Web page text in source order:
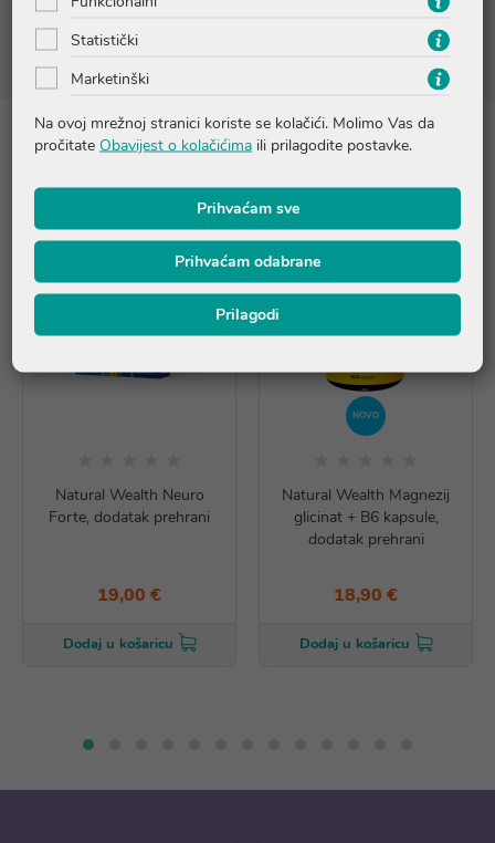
Plod papaje (Carica papaya)
Proizvodi iz iste linije
Natural Wealth Neuro
Forte, dodatak prehrani
19,00 €
Dodaj u košaricu
NOVO
Natural Wealth Magnezij
glicinat + B6 kapsule,
dodatak prehrani
18,90 €
Dodaj u košaricu
Statistički
Marketinški
Na ovoj mrežnoj stranici koriste se kolačići. Molimo Vas da
pročitate Obavijest o kolačićima ili prilagodite postavke.
Prihvaćam sve
Prihvaćam odabrane
Prilagodi